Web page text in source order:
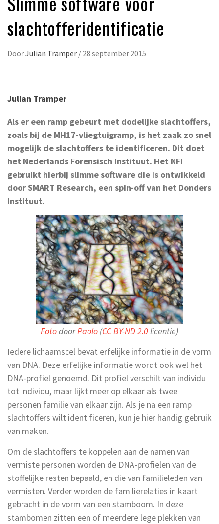
slachtofferidentificatie
DoorJulian Tramper / 28 september 2015
Julian Tramper
Als er een ramp gebeurt met dodelijke slachtoffers,
zoals bij de MH17-vliegtuigramp, is het zaak zo snel
mogelijk de slachtoffers te identificeren. Dit doet
het Nederlands Forensisch Instituut. Het NFI
gebruikt hierbij slimme software die is ontwikkeld
door SMART Research, een spin-off van het Donders
Instituut.
FotodoorPaolo (CC BY-ND 2.0 licentie)
Iedere lichaamscel bevat erfelijke informatie in de vorm
van DNA. Deze erfelijke informatie wordt ook wel het
DNA-profiel genoemd. Dit profiel verschilt van individu
tot individu, maar lijkt meer op elkaar als twee
personen familie van elkaar zijn. Als je na een ramp
slachtoffers wilt identificeren, kun je hier handig gebruik
van maken.
Om de slachtoffers te koppelen aan de namen van
vermiste personen worden de DNA-profielen van de
stoffelijke resten bepaald, en die van familieleden van
vermisten. Verder worden de familierelaties in kaart
gebracht in de vorm van een stamboom. In deze
stambomen zitten een of meerdere lege plekken van